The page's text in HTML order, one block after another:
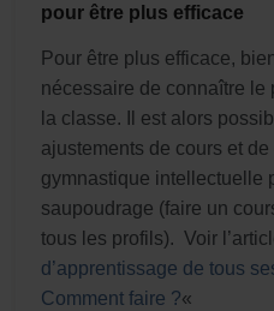
pour être plus efficace
Pour être plus efficace,
nécessaire de connaître le
la classe. Il est alors
ajustements de cours et de
gymnastique intellectuelle
saupoudrage (faire un
tous les profils). Voir
d’apprentissage de tous
Comment faire ?«